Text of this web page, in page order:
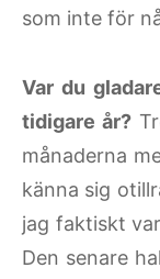
som inte för
Var du
tidigare år?
månaderna
känna sig
jag faktiskt
Den senare